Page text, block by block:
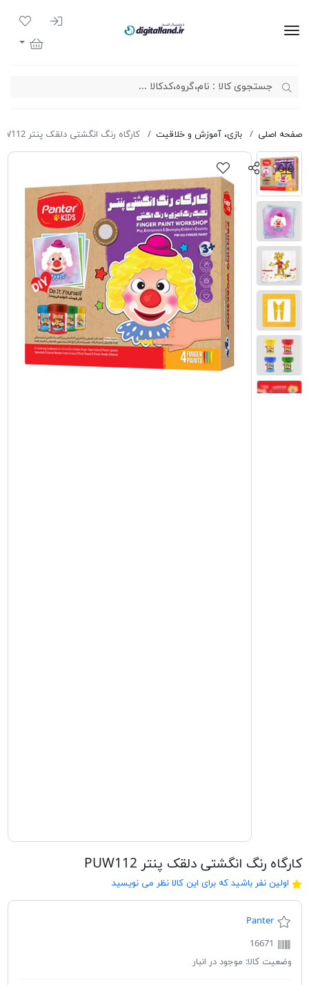
ورود به
لیست
سبد خرید
صفحه اصلی بازی، آموزش و خلاقیت کارگاه رنگ انگشتی دلقک پنتر PUW112
کارگاه رنگ انگشتی دلقک پنتر PUW112
اولین نفر باشید که برای این کالا نظر می نویسید
Panter
16671
وضعیت کالا: موجود در انبار